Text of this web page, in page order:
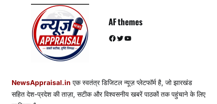
AF themes
Facebook Twitter YouTube
NewsAppraisal.in एक स्वतंत्र डिजिटल न्यूज़ प्लेटफॉर्म है, जो झारखंड
सहित देश-प्रदेश की ताज़ा, सटीक और विश्वसनीय खबरें पाठकों तक पहुंचाने के लिए